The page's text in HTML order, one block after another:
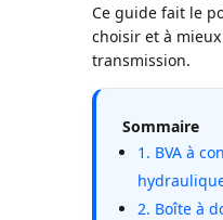
Ce guide fait le
choisir et à
transmission.
Sommaire
1. BVA à
2. Boîte à